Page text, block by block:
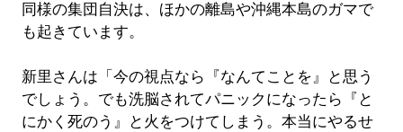
同様の集団自決は、ほかの離島や沖縄本島のガマで
も起きています。
新里さんは「今の視点なら『なんてことを』と思う
でしょう。でも洗脳されてパニックになったら『と
にかく死のう』と火をつけてしまう。本当にやるせ